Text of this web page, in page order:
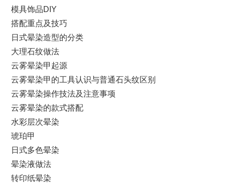
模具饰品DIY
搭配重点及技巧
日式晕染造型的分类
大理石纹做法
云雾晕染甲起源
云雾晕染甲的工具认识与普通石头纹区别
云雾晕染操作技法及注意事项
云雾晕染的款式搭配
水彩层次晕染
琥珀甲
日式多色晕染
晕染液做法
转印纸晕染